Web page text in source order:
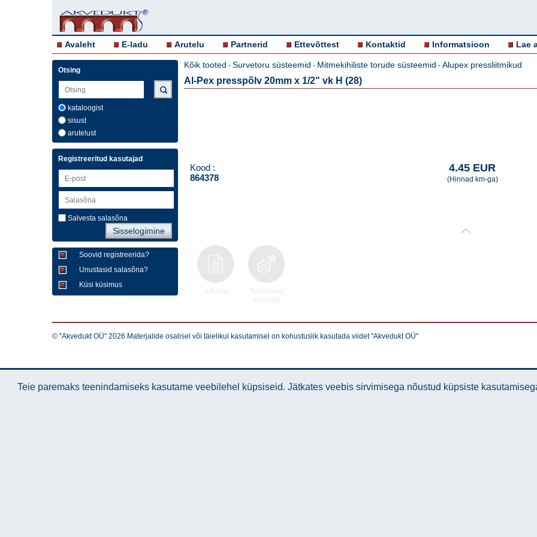
Avaleht E-ladu Arutelu Partnerid Ettevõttest Kontaktid Informatsioon Lae
Otsing
kataloogist
sisust
arutelust
Registreeritud kasutajad
Salvesta salasõna
Soovid registreerida?
Unustasid salasõna?
Küsi küsimus
Kõik tooted - Survetoru süsteemid - Mitmekihiliste torude süsteemid - Alupex pressliitmikud
Al-Pex presspõlv 20mm x 1/2" vk H (28)
Kood :
864378
4.45 EUR
(Hinnad km-ga)
© "Akvedukt OÜ" 2026 Materjalide osalisel või täielikul kasutamisel on kohustuslik kasutada viidet "Akvedukt OÜ"
Teie paremaks teenindamiseks kasutame veebilehel küpsiseid. Jätkates veebis sirvimisega nõustud küpsiste